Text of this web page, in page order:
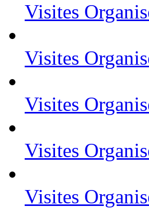
Visites
Visites
Visites
Visites
Visites